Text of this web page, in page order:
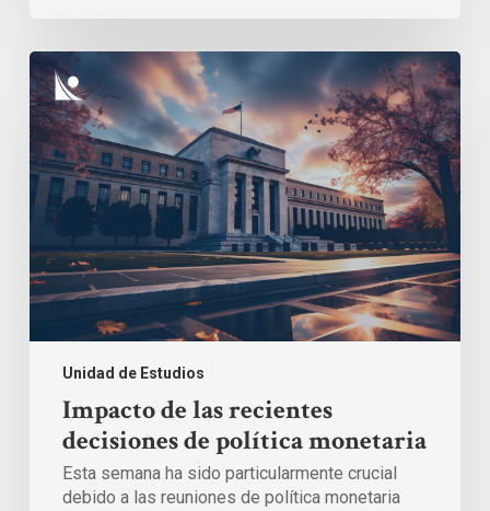
Unidad de Estudios
Impacto
de
las
recientes
decisiones
de
política
monetaria
Impacto de las recientes
decisiones de política monetaria
Esta semana ha sido particularmente crucial
debido a las reuniones de política monetaria